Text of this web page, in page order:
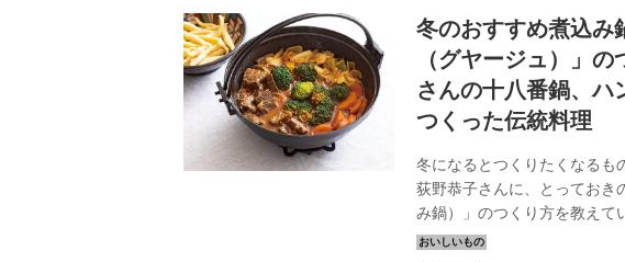
冬のおすすめ煮込み
（グヤージュ）」
さんの十八番鍋、ハ
つくった伝統料理
冬になるとつくりたくなるも
荻野恭子さんに、とっておき
み鍋）」のつくり方を教えて
鍋。その名は、“牛飼いの鍋”